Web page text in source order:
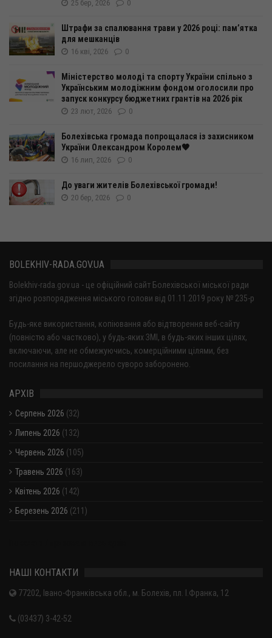
25 бер, 2026 0
Штрафи за спалювання трави у 2026 році: пам’ятка
для мешканців
16 кві, 2026 0
Міністерство молоді та спорту України спільно з
Українським молодіжним фондом оголосили про
запуск конкурсу бюджетних грантів на 2026 рік
23 лют, 2026 0
Болехівська громада попрощалася із захисником
України Олександром Королем🖤
16 лип, 2026 0
До уваги жителів Болехівської громади!
20 бер, 2026 0
BOLEKHIV-RADA.GOV.UA
Bolekhiv-rada.gov.ua - це офіційний сайт Болехівської міської ради
згідно розпорядження міського голови від 01.11.2019 року № 235-р
Будь-яке використання, копіювання або відтворення веб-сайту
(повністю або частково), у будь-яких ЗМІ, в будь-яких інших цілях,
включаючи, але не обмежуючись, комерційними цілями, без
посилання на першоджерело суворо заборонено.
АРХІВ
Серпень 2026 (32)
Липень 2026 (132)
Червень 2026 (105)
Травень 2026 (163)
Квітень 2026 (142)
Березень 2026 (211)
НАШІ КОНТАКТИ
77202, Івано-Франківська обл., м. Болехів, пл. І.Франка, 12
(03437) 3-42-52